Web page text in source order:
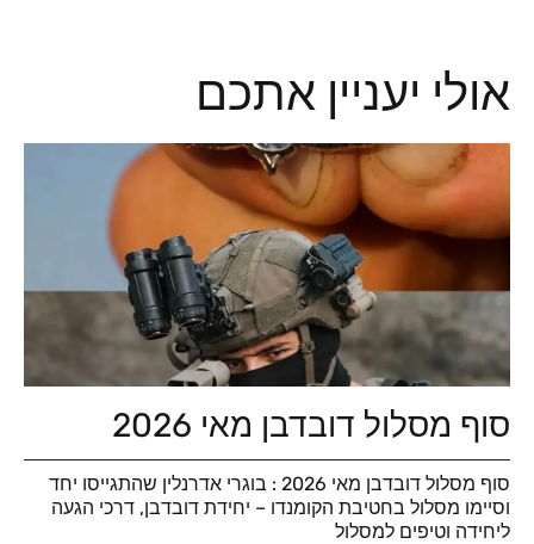
אולי יעניין אתכם
סוף מסלול דובדבן מאי 2026
סוף מסלול דובדבן מאי 2026 : בוגרי אדרנלין שהתגייסו יחד
וסיימו מסלול בחטיבת הקומנדו – יחידת דובדבן, דרכי הגעה
ליחידה וטיפים למסלול